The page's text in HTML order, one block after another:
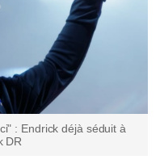
: Endrick déjà séduit à
DR